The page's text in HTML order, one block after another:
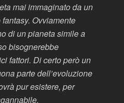
mai immaginato da un
Ovviamente
di un pianeta simile a
bisognerebbe
fattori. Di certo però un
parte dell’evoluzione
pur esistere, per